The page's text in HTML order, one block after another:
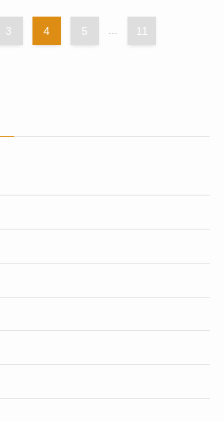
3 4 5 11